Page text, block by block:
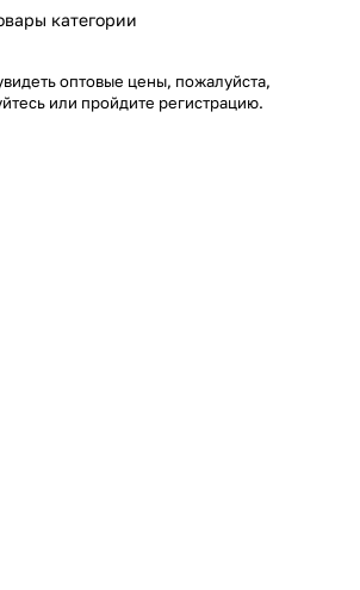
категории
оптовые цены, пожалуйста,
или пройдите регистрацию.